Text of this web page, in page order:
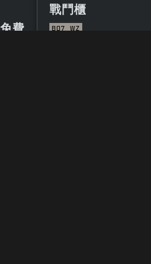
免費
戰鬥櫃
BO7 WZ